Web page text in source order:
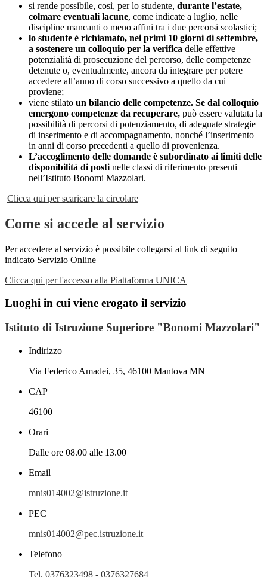
si rende possibile, così, per lo studente, durante l’estate,
colmare eventuali lacune, come indicate a luglio, nelle
discipline mancanti o meno affini tra i due percorsi scolastici;
lo studente è richiamato, nei primi 10 giorni di settembre,
a sostenere un colloquio per la verifica delle effettive
potenzialità di prosecuzione del percorso, delle competenze
detenute o, eventualmente, ancora da integrare per potere
accedere all’anno di corso successivo a quello da cui
proviene;
viene stilato un bilancio delle competenze. Se dal colloquio
emergono competenze da recuperare, può essere valutata la
possibilità di percorsi di potenziamento, di adeguate strategie
di inserimento e di accompagnamento, nonché l’inserimento
in anni di corso precedenti a quello di provenienza.
L’accoglimento delle domande è subordinato ai limiti delle
disponibilità di posti nelle classi di riferimento presenti
nell’Istituto Bonomi Mazzolari.
Clicca qui per scaricare la circolare
Come si accede al servizio
Per accedere al servizio è possibile collegarsi al link di seguito
indicato Servizio Online
Clicca qui per l'accesso alla Piattaforma UNICA
Luoghi in cui viene erogato il servizio
Istituto di Istruzione Superiore "Bonomi Mazzolari"
Indirizzo
Via Federico Amadei, 35, 46100 Mantova MN
CAP
46100
Orari
Dalle ore 08.00 alle 13.00
Email
mnis014002@istruzione.it
PEC
mnis014002@pec.istruzione.it
Telefono
Tel. 0376323498 - 0376327684